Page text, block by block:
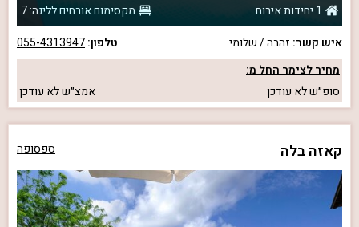
1 יחידות אירוח
מקסימום אורחים ללינה: 7
איש קשר: זהבה / שלומי טלפון:055-4313947
מחיר לצימר החל מ:
סופ״שלא עודכן אמצ״שלא עודכן
קאזה בלה ספסופה